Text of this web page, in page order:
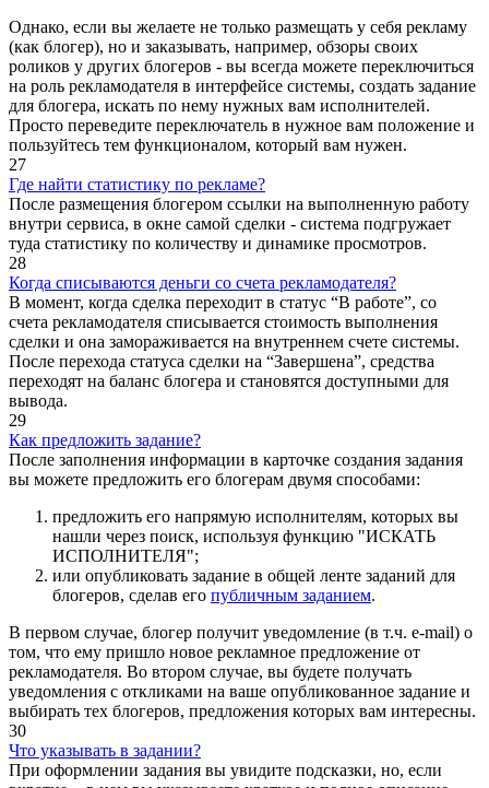
Однако, если вы желаете не только размещать у себя рекламу
(как блогер), но и заказывать, например, обзоры своих
роликов у других блогеров - вы всегда можете переключиться
на роль рекламодателя в интерфейсе системы, создать задание
для блогера, искать по нему нужных вам исполнителей.
Просто переведите переключатель в нужное вам положение и
пользуйтесь тем функционалом, который вам нужен.
27
Где найти статистику по рекламе?
После размещения блогером ссылки на выполненную работу
внутри сервиса, в окне самой сделки - система подгружает
туда статистику по количеству и динамике просмотров.
28
Когда списываются деньги со счета рекламодателя?
В момент, когда сделка переходит в статус “В работе”, со
счета рекламодателя списывается стоимость выполнения
сделки и она замораживается на внутреннем счете системы.
После перехода статуса сделки на “Завершена”, средства
переходят на баланс блогера и становятся доступными для
вывода.
29
Как предложить задание?
После заполнения информации в карточке создания задания
вы можете предложить его блогерам двумя способами:
предложить его напрямую исполнителям, которых вы
нашли через поиск, используя функцию "ИСКАТЬ
ИСПОЛНИТЕЛЯ";
или опубликовать задание в общей ленте заданий для
блогеров, сделав его публичным заданием.
В первом случае, блогер получит уведомление (в т.ч. e-mail) о
том, что ему пришло новое рекламное предложение от
рекламодателя. Во втором случае, вы будете получать
уведомления с откликами на ваше опубликованное задание и
выбирать тех блогеров, предложения которых вам интересны.
30
Что указывать в задании?
При оформлении задания вы увидите подсказки, но, если